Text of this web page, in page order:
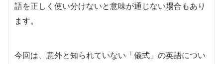
語を正しく使い分けないと意味が通じない場合もあり
ます。
今回は、意外と知られていない「儀式」の英語につい